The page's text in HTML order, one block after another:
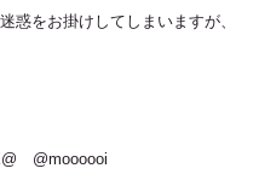
惑をお掛けしてしまいますが、
　@moooooi